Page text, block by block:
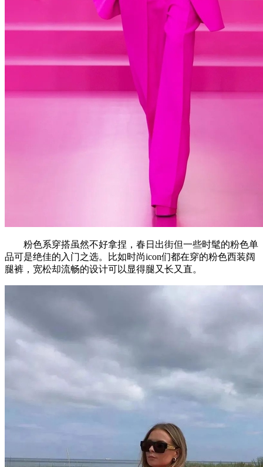
粉色系穿搭虽然不好拿捏，春日出街但一些时髦的粉色单
品可是绝佳的入门之选。比如时尚icon们都在穿的粉色西装阔
腿裤，宽松却流畅的设计可以显得腿又长又直。